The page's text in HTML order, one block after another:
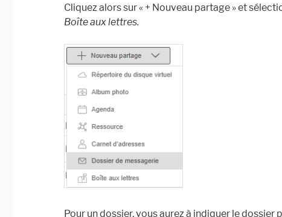
Cliquez alors sur « + Nouveau partage » et
Boîte aux lettres.
Pour un dossier, vous aurez à indiquer le dossier